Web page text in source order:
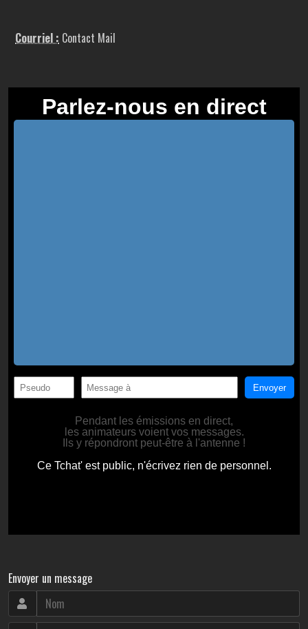
Courriel : Contact Mail
Envoyer un message